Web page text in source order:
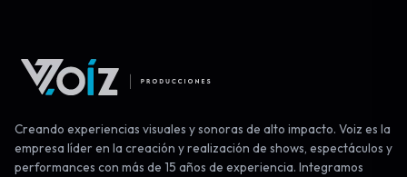
Creando experiencias visuales y sonoras de alto impacto. Voiz es la
empresa líder en la creación y realización de shows, espectáculos y
performances con más de 15 años de experiencia. Integramos